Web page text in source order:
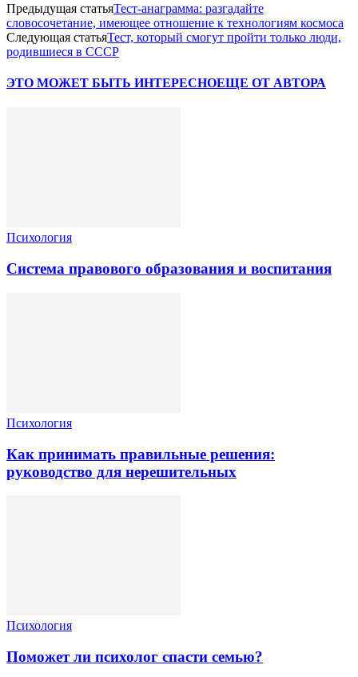
Предыдущая статьяТест-анаграмма: разгадайте
словосочетание, имеющее отношение к технологиям космоса
Следующая статьяТест, который смогут пройти только люди,
родившиеся в СССР
ЭТО МОЖЕТ БЫТЬ ИНТЕРЕСНОЕЩЕ ОТ АВТОРА
Психология
Система правового образования и воспитания
Психология
Как принимать правильные решения:
руководство для нерешительных
Психология
Поможет ли психолог спасти семью?